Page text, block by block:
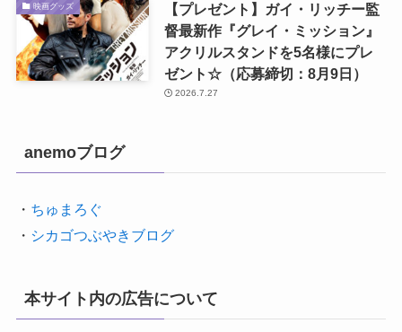
映画グッズ
【プレゼント】ガイ・リッチー監
督最新作『グレイ・ミッション』
アクリルスタンドを5名様にプレ
ゼント☆（応募締切：8月9日）
2026.7.27
anemoブログ
・ ちゅまろぐ
・ シカゴつぶやきブログ
本サイト内の広告について